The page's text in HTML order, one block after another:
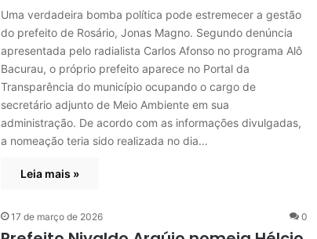
Uma verdadeira bomba política pode estremecer a gestão
do prefeito de Rosário, Jonas Magno. Segundo denúncia
apresentada pelo radialista Carlos Afonso no programa Alô
Bacurau, o próprio prefeito aparece no Portal da
Transparência do município ocupando o cargo de
secretário adjunto de Meio Ambiente em sua
administração. De acordo com as informações divulgadas,
a nomeação teria sido realizada no dia…
Leia mais »
17 de março de 2026 0